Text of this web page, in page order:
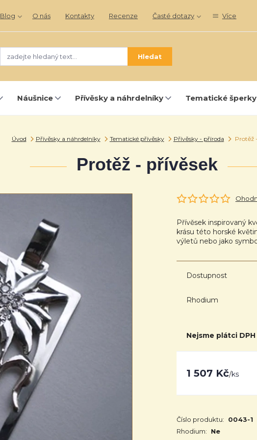
Blog O nás Kontakty Recenze Časté dotazy Více
Hledat
Náušnice Přívěsky a náhrdelníky Tematické šperky
Úvod Přívěsky a náhrdelníky Tematické přívěsky Přívěsky - příroda Protěž
Protěž - přívěsek
Přívěsek inspirovaný
krásu této horské
výletů nebo jako
Dostupnost
Rhodium
Nejsme plátci DPH
1 507 Kč/ks
Číslo produktu:
0043-1
Rhodium:
Ne